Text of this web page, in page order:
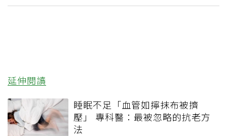
延伸閱讀
睡眠不足「血管如擰抹布被擠
壓」 專科醫：最被忽略的抗老方
法